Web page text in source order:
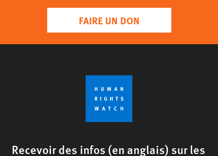
FAIRE UN DON
Recevoir des infos (en anglais) sur les